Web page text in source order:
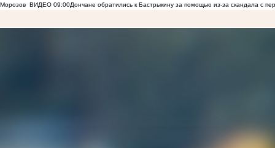
Морозов ВИДЕО 09:00Дончане обратились к Бастрыкину за помощью из-за скандала с